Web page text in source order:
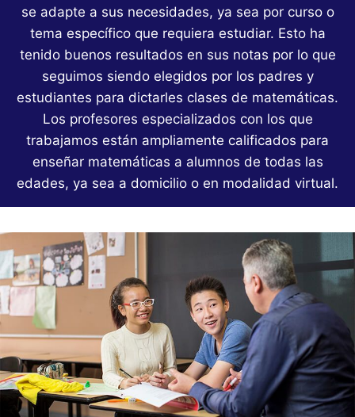
se adapte a sus necesidades, ya sea por curso o
tema específico que requiera estudiar. Esto ha
tenido buenos resultados en sus notas por lo que
seguimos siendo elegidos por los padres y
estudiantes para dictarles clases de matemáticas.
Los profesores especializados con los que
trabajamos están ampliamente calificados para
enseñar matemáticas a alumnos de todas las
edades, ya sea a domicilio o en modalidad virtual.